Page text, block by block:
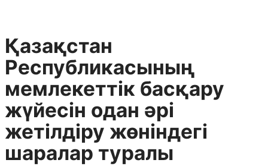
Қазақстан
Республикасының
мемлекеттік басқару
жүйесін одан әрі
жетілдіру жөніндегі
шаралар туралы